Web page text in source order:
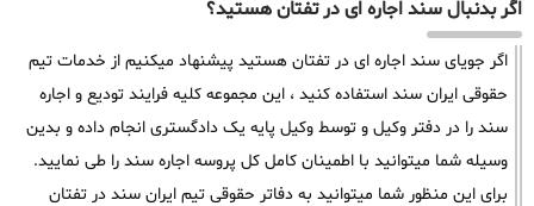
اگر بدنبال سند اجاره ای در تفتان هستید؟
اگر جویای سند اجاره ای در تفتان هستید پیشنهاد میکنیم از خدمات تیم
حقوقی ایران سند استفاده کنید ، این مجموعه کلیه فرایند تودیع و اجاره
سند را در دفتر وکیل و توسط وکیل پایه یک دادگستری انجام داده و بدین
وسیله شما میتوانید با اطمینان کامل کل پروسه اجاره سند را طی نمایید.
برای این منظور شما میتوانید به دفاتر حقوقی تیم ایران سند در تفتان